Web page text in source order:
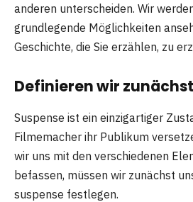
anderen unterscheiden. Wir
grundlegende Möglichkeiten
Geschichte, die Sie erzählen, zu
Definieren wir zunächst
Suspense ist ein einzigartiger
Filmemacher ihr Publikum
wir uns mit den verschiedenen
befassen, müssen wir zunächst
suspense festlegen.